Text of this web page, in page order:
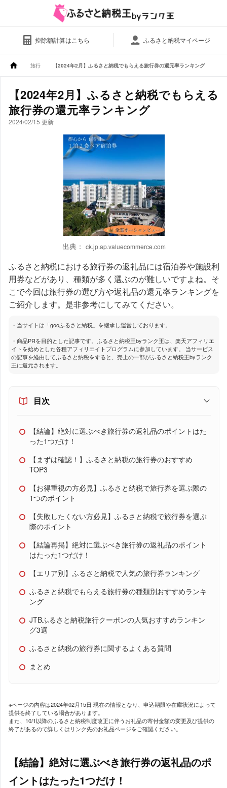
控除額計算はこちら ふるさと納税マイページ
旅行 【2024年2月】ふるさと納税でもらえる旅行券の還元率ランキング
【2024年2月】ふるさと納税でもらえる
旅行券の還元率ランキング
2024/02/15 更新
出典： ck.jp.ap.valuecommerce.com
ふるさと納税における旅行券の返礼品には宿泊券や施設利
用券などがあり、種類が多く選ぶのが難しいですよね。そ
こで今回は旅行券の選び方や返礼品の還元率ランキングを
ご紹介します。是非参考にしてみてください。
・当サイトは「gooふるさと納税」を継承し運営しております。
・商品PRを目的とした記事です。ふるさと納税王byランク王は、楽天アフィリエ
イトを始めとした各種アフィリエイトプログラムに参加しています。 当サービス
の記事を経由してふるさと納税をすると、売上の一部がふるさと納税王byランク
王に還元されます。
目次
【結論】絶対に選ぶべき旅行券の返礼品のポイントはた
った1つだけ！
【まずは確認！】ふるさと納税の旅行券のおすすめ
TOP3
【お得重視の方必見】ふるさと納税で旅行券を選ぶ際の
1つのポイント
【失敗したくない方必見】ふるさと納税で旅行券を選ぶ
際のポイント
【結論再掲】絶対に選ぶべき旅行券の返礼品のポイント
はたった1つだけ！
【エリア別】ふるさと納税で人気の旅行券ランキング
ふるさと納税でもらえる旅行券の種類別おすすめランキ
ング
JTBふるさと納税旅行クーポンの人気おすすめランキン
グ3選
ふるさと納税の旅行券に関するよくある質問
まとめ
※ページの内容は2024年02月15日 現在の情報となり、申込期限や在庫状況によって
提供を終了している場合があります。
また、10/1以降のふるさと納税制度改正に伴うお礼品の寄付金額の変更及び提供の
終了があるので詳しくはリンク先のお礼品ページをご確認ください。
【結論】絶対に選ぶべき旅行券の返礼品のポ
イントはたった1つだけ！